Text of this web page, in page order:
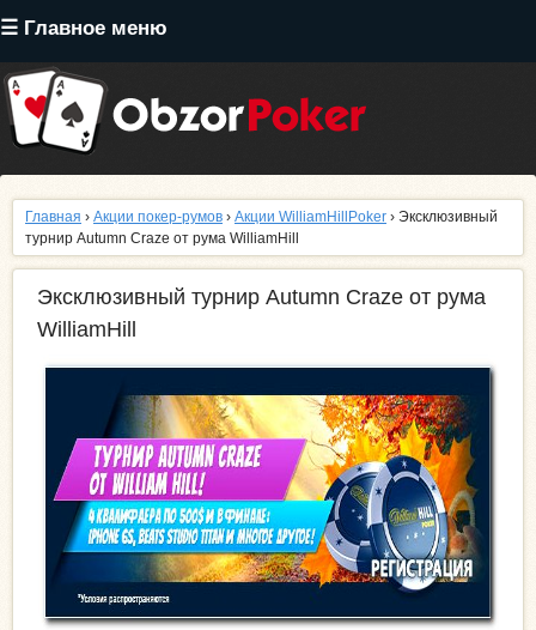
☰ Главное меню
содержанию
Главная › Акции покер-румов › Акции WilliamHillPoker › Эксклюзивный
турнир Autumn Craze от рума WilliamHill
Эксклюзивный турнир Autumn Craze от рума
WilliamHill